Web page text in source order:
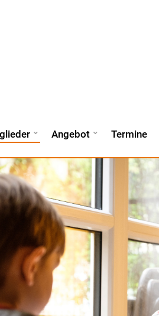
Angebot Termine